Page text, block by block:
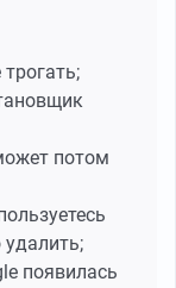
потом
появилась